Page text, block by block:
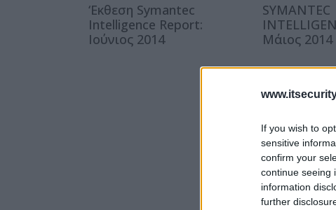
If you wish to
sensitive
confirm your
continue seeing
information
further
‘Εκθεση Symantec
Intelligence Report:
Ιούνιος 2014
SYMANTEC
Μάιος 2014